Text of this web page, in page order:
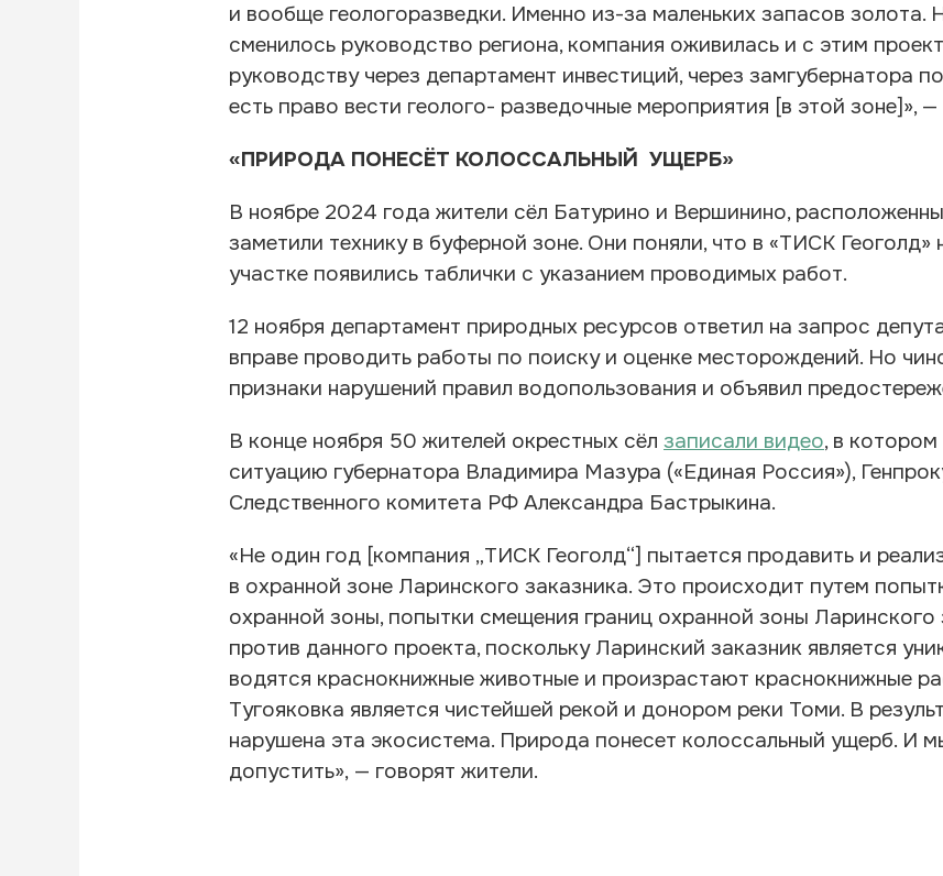
и вообще геологоразведки. Именно из-за маленьких запасов золота.
сменилось руководство региона, компания оживилась и с этим
руководству через департамент инвестиций, через замгубернатора
есть право вести геолого- разведочные мероприятия [в этой зоне]»,
«ПРИРОДА ПОНЕСЁТ КОЛОССАЛЬНЫЙ УЩЕРБ»
В ноябре 2024 года жители сёл Батурино и Вершинино,
заметили технику в буферной зоне. Они поняли, что в «ТИСК Геоголд»
участке появились таблички с указанием проводимых работ.
12 ноября департамент природных ресурсов ответил на запрос
вправе проводить работы по поиску и оценке месторождений. Но
признаки нарушений правил водопользования и объявил
В конце ноября 50 жителей окрестных сёл записали видео, в
ситуацию губернатора Владимира Мазура («Единая Россия»),
Следственного комитета РФ Александра Бастрыкина.
«Не один год [компания „ТИСК Геоголд“] пытается продавить и
в охранной зоне Ларинского заказника. Это происходит путем
охранной зоны, попытки смещения границ охранной зоны
против данного проекта, поскольку Ларинский заказник является
водятся краснокнижные животные и произрастают краснокнижные
Тугояковка является чистейшей рекой и донором реки Томи. В
нарушена эта экосистема. Природа понесет колоссальный ущерб. И
допустить», — говорят жители.